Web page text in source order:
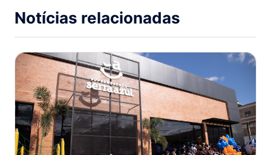
Notícias relacionadas